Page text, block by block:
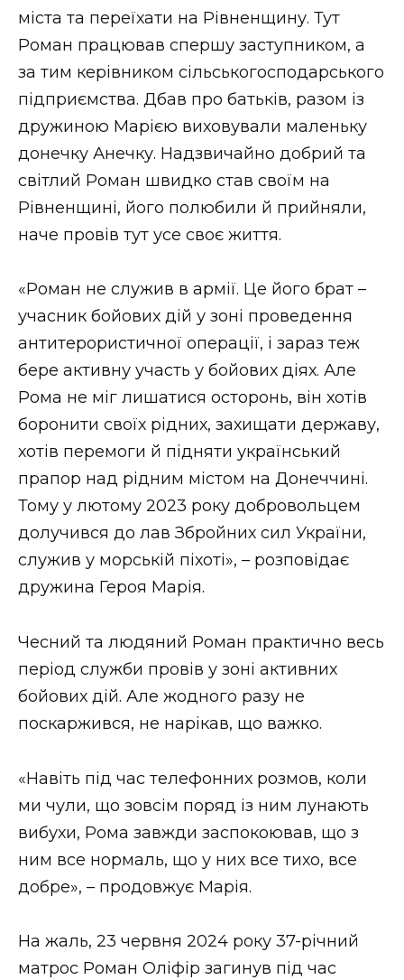
ВІДЕО
міста та переїхати на Рівненщину. Тут
Роман працював спершу заступником, а
за тим керівником сільськогосподарського
підприємства. Дбав про батьків, разом із
дружиною Марією виховували маленьку
донечку Анечку. Надзвичайно добрий та
світлий Роман швидко став своїм на
Рівненщині, його полюбили й прийняли,
наче провів тут усе своє життя.
«Роман не служив в армії. Це його брат –
учасник бойових дій у зоні проведення
антитерористичної операції, і зараз теж
бере активну участь у бойових діях. Але
Рома не міг лишатися осторонь, він хотів
боронити своїх рідних, захищати державу,
хотів перемоги й підняти український
прапор над рідним містом на Донеччині.
Тому у лютому 2023 року добровольцем
долучився до лав Збройних сил України,
служив у морській піхоті», – розповідає
дружина Героя Марія.
Чесний та людяний Роман практично весь
період служби провів у зоні активних
бойових дій. Але жодного разу не
поскаржився, не нарікав, що важко.
«Навіть під час телефонних розмов, коли
ми чули, що зовсім поряд із ним лунають
вибухи, Рома завжди заспокоював, що з
ним все нормаль, що у них все тихо, все
добре», – продовжує Марія.
На жаль, 23 червня 2024 року 37-річний
матрос Роман Оліфір загинув під час